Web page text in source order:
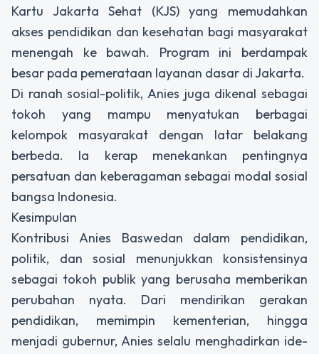
Kartu Jakarta Sehat (KJS) yang memudahkan
akses pendidikan dan kesehatan bagi masyarakat
menengah ke bawah. Program ini berdampak
besar pada pemerataan layanan dasar di Jakarta.
Di ranah sosial-politik, Anies juga dikenal sebagai
tokoh yang mampu menyatukan berbagai
kelompok masyarakat dengan latar belakang
berbeda. Ia kerap menekankan pentingnya
persatuan dan keberagaman sebagai modal sosial
bangsa Indonesia.
Kesimpulan
Kontribusi Anies Baswedan dalam pendidikan,
politik, dan sosial menunjukkan konsistensinya
sebagai tokoh publik yang berusaha memberikan
perubahan nyata. Dari mendirikan gerakan
pendidikan, memimpin kementerian, hingga
menjadi gubernur, Anies selalu menghadirkan ide-